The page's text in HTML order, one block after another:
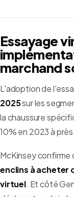
Essayage
marchand
L'adoption de
2025sur les
la chaussure
10% en 2023 à
McKinsey confirme
enclins à acheter
virtuel. Et côté